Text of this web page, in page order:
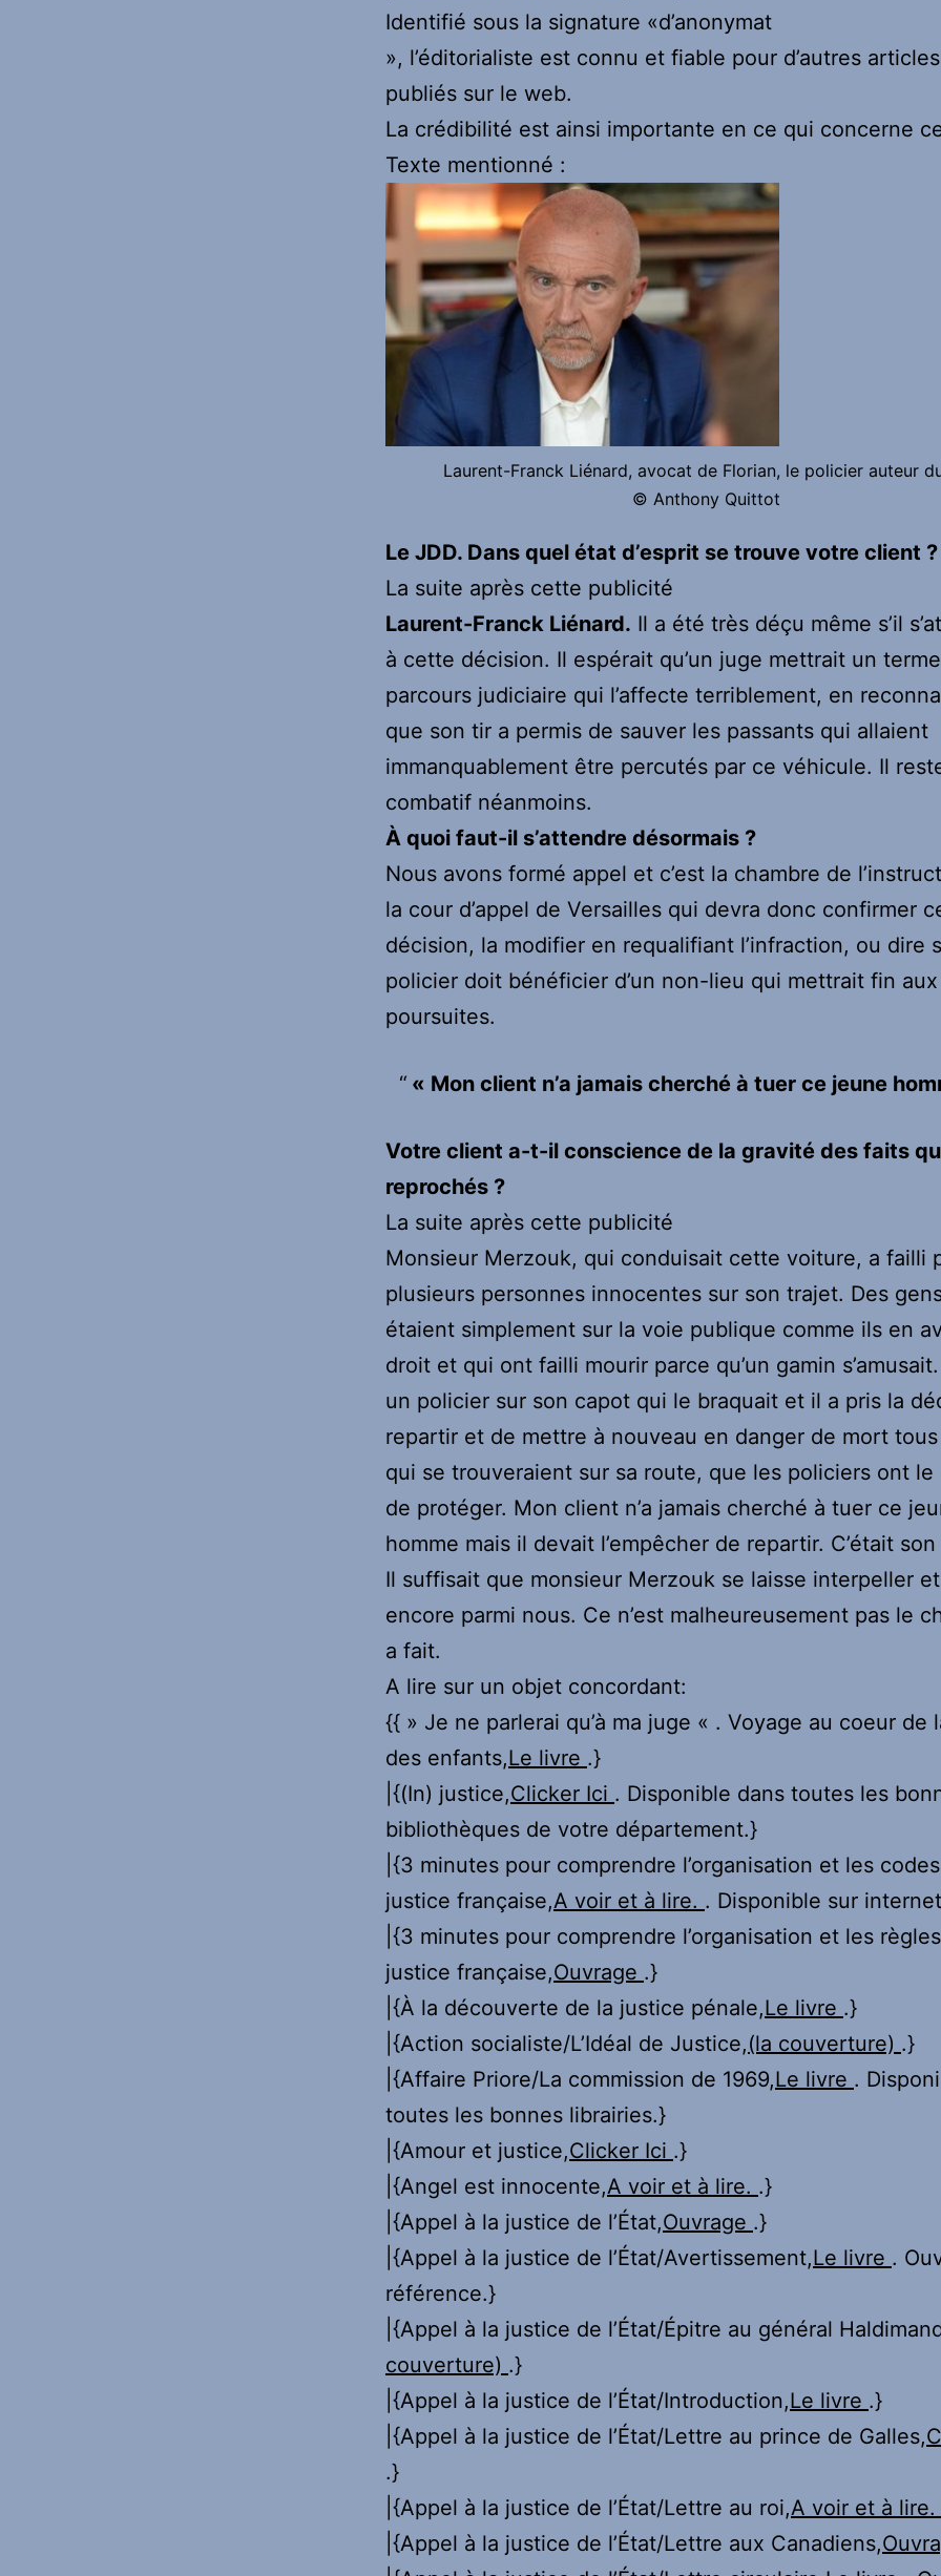
Identifié sous la signature «d’anonymat
», l’éditorialiste est connu et fiable pour d’autres articles
publiés sur le web.
La crédibilité est ainsi importante en ce qui concerne
Texte mentionné :
Laurent-Franck Liénard, avocat de Florian, le policier auteur
© Anthony Quittot
Le JDD. Dans quel état d’esprit se trouve votre client ?
La suite après cette publicité
Laurent-Franck Liénard. Il a été très déçu même s’il
à cette décision. Il espérait qu’un juge mettrait un
parcours judiciaire qui l’affecte terriblement, en
que son tir a permis de sauver les passants qui allaient
immanquablement être percutés par ce véhicule. Il
combatif néanmoins.
À quoi faut-il s’attendre désormais ?
Nous avons formé appel et c’est la chambre de
la cour d’appel de Versailles qui devra donc confirmer
décision, la modifier en requalifiant l’infraction, ou dire
policier doit bénéficier d’un non-lieu qui mettrait fin aux
poursuites.
« Mon client n’a jamais cherché à tuer ce jeune
Votre client a-t-il conscience de la gravité des faits
reprochés ?
La suite après cette publicité
Monsieur Merzouk, qui conduisait cette voiture, a failli
plusieurs personnes innocentes sur son trajet. Des
étaient simplement sur la voie publique comme ils en
droit et qui ont failli mourir parce qu’un gamin
un policier sur son capot qui le braquait et il a pris la
repartir et de mettre à nouveau en danger de mort
qui se trouveraient sur sa route, que les policiers ont le
de protéger. Mon client n’a jamais cherché à tuer ce
homme mais il devait l’empêcher de repartir. C’était
Il suffisait que monsieur Merzouk se laisse interpeller
encore parmi nous. Ce n’est malheureusement pas le
a fait.
A lire sur un objet concordant:
{{ » Je ne parlerai qu’à ma juge « . Voyage au coeur de
des enfants,Le livre .}
|{(In) justice,Clicker Ici . Disponible dans toutes les
bibliothèques de votre département.}
|{3 minutes pour comprendre l’organisation et les
justice française,A voir et à lire. . Disponible sur
|{3 minutes pour comprendre l’organisation et les
justice française,Ouvrage .}
|{À la découverte de la justice pénale,Le livre .}
|{Action socialiste/L’Idéal de Justice,(la couverture) .}
|{Affaire Priore/La commission de 1969,Le livre .
toutes les bonnes librairies.}
|{Amour et justice,Clicker Ici .}
|{Angel est innocente,A voir et à lire. .}
|{Appel à la justice de l’État,Ouvrage .}
|{Appel à la justice de l’État/Avertissement,Le livre .
référence.}
|{Appel à la justice de l’État/Épitre au général
couverture) .}
|{Appel à la justice de l’État/Introduction,Le livre .}
|{Appel à la justice de l’État/Lettre au prince de Galles,
.}
|{Appel à la justice de l’État/Lettre au roi,A voir et à lire.
|{Appel à la justice de l’État/Lettre aux Canadiens,